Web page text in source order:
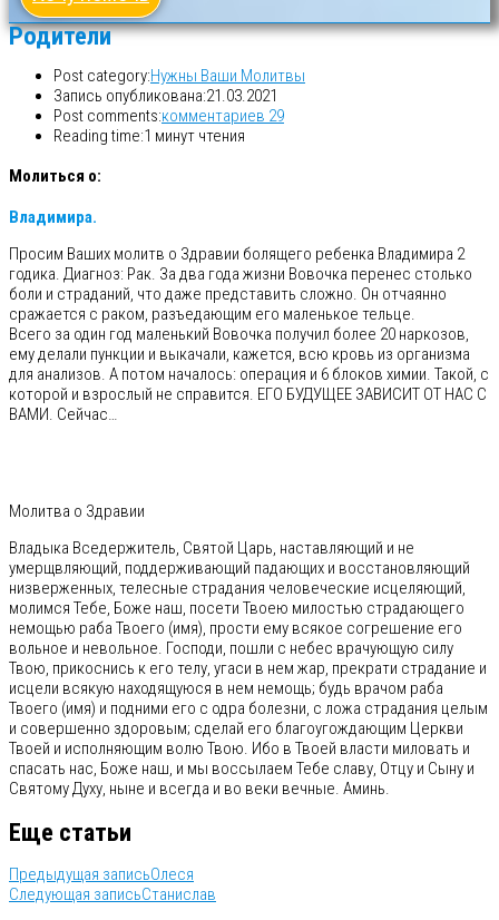
Родители
Post category:Нужны Ваши Молитвы
Запись опубликована:21.03.2021
Post comments:комментариев 29
Reading time:1 минут чтения
Молиться о:
Владимира.
Просим Ваших молитв о Здравии болящего ребенка Владимира 2
годика. Диагноз: Рак. За два года жизни Вовочка перенес столько
боли и страданий, что даже представить сложно. Он отчаянно
сражается с раком, разъедающим его маленькое тельце.
Всего за один год маленький Вовочка получил более 20 наркозов,
ему делали пункции и выкачали, кажется, всю кровь из организма
для анализов. А потом началось: операция и 6 блоков химии. Такой, с
которой и взрослый не справится. ЕГО БУДУЩЕЕ ЗАВИСИТ ОТ НАС С
ВАМИ. Сейчас…
Молитва о Здравии
Владыка Вседержитель, Святой Царь, наставляющий и не
умерщвляющий, поддерживающий падающих и восстановляющий
низверженных, телесные страдания человеческие исцеляющий,
молимся Тебе, Боже наш, посети Твоею милостью страдающего
немощью раба Твоего (имя), прости ему всякое согрешение его
вольное и невольное. Господи, пошли с небес врачующую силу
Твою, прикоснись к его телу, угаси в нем жар, прекрати страдание и
исцели всякую находящуюся в нем немощь; будь врачом раба
Твоего (имя) и подними его с одра болезни, с ложа страдания целым
и совершенно здоровым; сделай его благоугождающим Церкви
Твоей и исполняющим волю Твою. Ибо в Твоей власти миловать и
спасать нас, Боже наш, и мы воссылаем Тебе славу, Отцу и Сыну и
Святому Духу, ныне и всегда и во веки вечные. Аминь.
Еще статьи
Предыдущая записьОлеся
Следующая записьСтанислав